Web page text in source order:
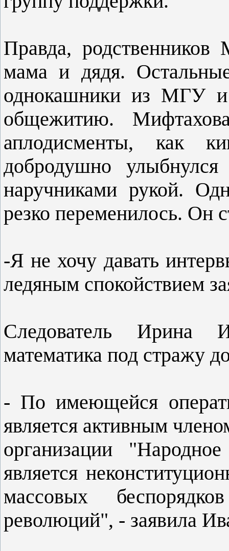
Правда,
мама и дядя.
однокашники из МГУ и
общежитию.
аплодисменты, как
добродушно
наручниками рукой.
резко переменилось. Он
-Я не хочу давать
ледяным спокойствием
Следователь Ирина
математика под стражу
- По имеющейся
является активным
организации
является
массовых
революций", - заявила